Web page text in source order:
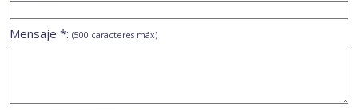
Mensaje *: (500 caracteres máx)